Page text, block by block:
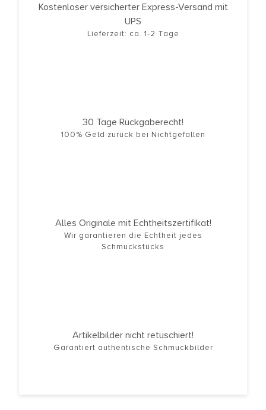
Kostenloser versicherter Express-Versand mit
UPS
Lieferzeit: ca. 1-2 Tage
30 Tage Rückgaberecht!
100% Geld zurück bei Nichtgefallen
Alles Originale mit Echtheitszertifikat!
Wir garantieren die Echtheit jedes
Schmuckstücks
Artikelbilder nicht retuschiert!
Garantiert authentische Schmuckbilder